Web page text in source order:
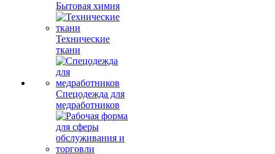
Бытовая химия
Технические
ткани
Спецодежда для
медработников